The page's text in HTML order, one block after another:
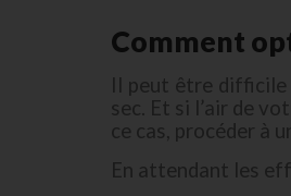
Comment
Il peut être difficile
sec. Et si l’air de
ce cas, procéder à
En attendant les